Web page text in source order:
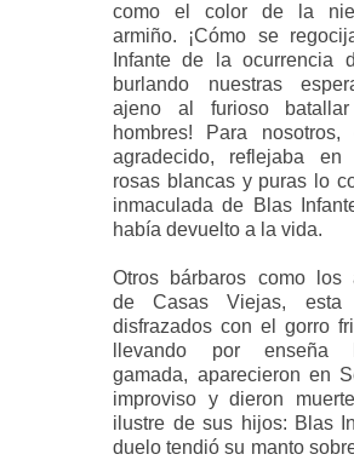
como el color de la
armiño. ¡Cómo se
Infante de la ocurrencia
burlando nuestras
ajeno al furioso
hombres! Para nosotros,
agradecido, reflejaba en
rosas blancas y puras lo
inmaculada de Blas
había devuelto a la vida.
Otros bárbaros como los
de Casas Viejas,
disfrazados con el gorro
llevando por enseña
gamada, aparecieron en
improviso y dieron
ilustre de sus hijos: Blas
duelo tendió su manto